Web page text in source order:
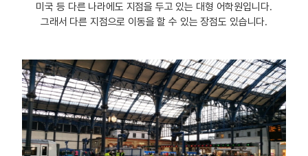
미국 등 다른 나라에도 지점을 두고 있는 대형 어학원입니다.
그래서 다른 지점으로 이동을 할 수 있는 장점도 있습니다.